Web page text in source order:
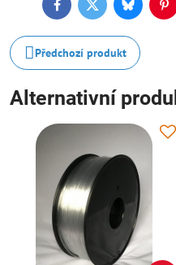
FacebookTwitterBluesky
Předchozí produkt
Alternativní